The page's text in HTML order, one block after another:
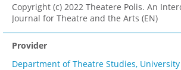
Copyright (c) 2022 Theatere Polis. An
Journal for Theatre and the Arts (EN)
Provider
Department of Theatre Studies,